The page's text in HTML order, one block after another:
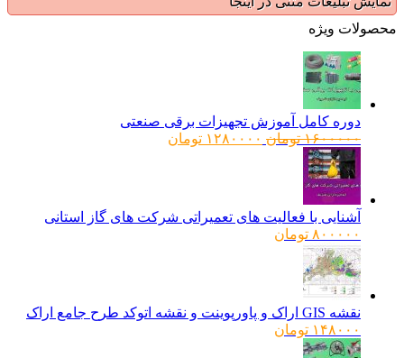
ویژه
دوره کامل آموزش تجهیزات برقی صنعتی
۱۶۰۰۰۰۰ تومانقیمت
۱۲۸۰۰۰۰ تومانقیمت
آشنایی با فعالیت های تعمیراتی شرکت های گاز استانی
۸۰۰۰۰۰ تومان
نقشه GIS اراک و پاورپوینت و نقشه اتوکد طرح جامع اراک
۱۴۸۰۰۰ تومان